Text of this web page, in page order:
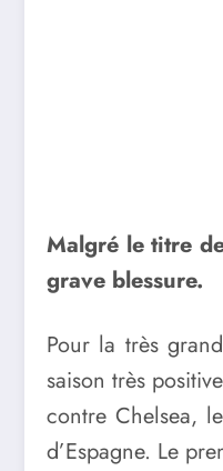
Malgré le titre
grave blessure.
Pour la très
saison très
contre Chelsea,
d’Espagne. Le